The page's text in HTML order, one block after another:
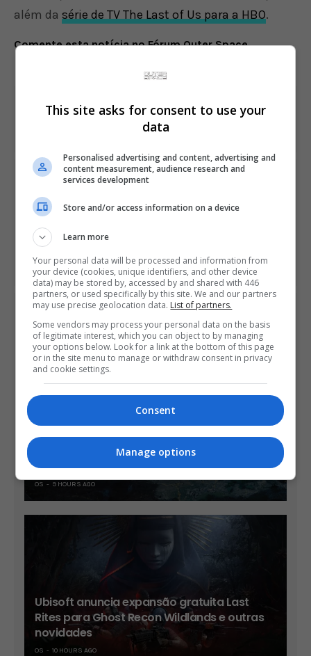
além dasérie de TV The Last of Us para a HBO.
Comente esta notícia no Fórum Outer Space
Share This
PREVIOUS ARTICLE
Sony anuncia fim de semana de multiplayer online
gratuito no PS4 e PS5
ÚLTIMAS NOTÍCIAS
Trailer mostra novos chefes e cenários de
Onimusha: Way of the Sword
OS 9 HOURS AGO
Ubisoft anuncia expansão gratuita Last
Rites para Ghost Recon Wildlands e outras
novidades
OS 10 HOURS AGO
This site asks for consent to use your
data
Personalised advertising and content, advertising and
content measurement, audience research and
services development
Store and/or access information on a device
Learn more
Your personal data will be processed and information from
your device (cookies, unique identifiers, and other device
data) may be stored by, accessed by and shared with 446
partners, or used specifically by this site. We and our partners
may use precise geolocation data. List of partners.
Some vendors may process your personal data on the basis
of legitimate interest, which you can object to by managing
your options below. Look for a link at the bottom of this page
or in the site menu to manage or withdraw consent in privacy
and cookie settings.
Consent
Manage options